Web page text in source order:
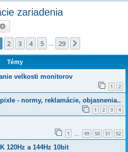
zariadenia
1 z29
2 3 4 5 29
Témy
velkosti monitorov
1 2
- normy, reklamácie, objasnenia..
1 2 3 4
1 49 50 51 52
120Hz a 144Hz 10bit